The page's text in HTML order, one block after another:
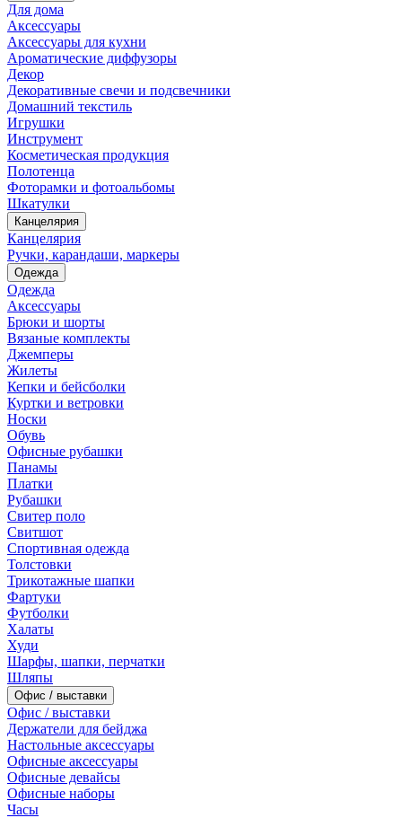
Для дома
Аксессуары
Аксессуары для кухни
Ароматические диффузоры
Декор
Декоративные свечи и подсвечники
Домашний текстиль
Игрушки
Инструмент
Косметическая продукция
Полотенца
Фоторамки и фотоальбомы
Шкатулки
Канцелярия
Канцелярия
Ручки, карандаши, маркеры
Одежда
Одежда
Аксессуары
Брюки и шорты
Вязаные комплекты
Джемперы
Жилеты
Кепки и бейсболки
Куртки и ветровки
Носки
Обувь
Офисные рубашки
Панамы
Платки
Рубашки
Свитер поло
Свитшот
Спортивная одежда
Толстовки
Трикотажные шапки
Фартуки
Футболки
Халаты
Худи
Шарфы, шапки, перчатки
Шляпы
Офис / выставки
Офис / выставки
Держатели для бейджа
Настольные аксессуары
Офисные аксессуары
Офисные девайсы
Офисные наборы
Часы